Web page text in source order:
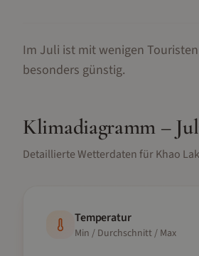
Im Juli ist mit wenigen
besonders günstig.
Klimadiagramm –
Detaillierte Wetterdaten fürKhao Lak
Temperatur
Min / Durchschnitt / Max